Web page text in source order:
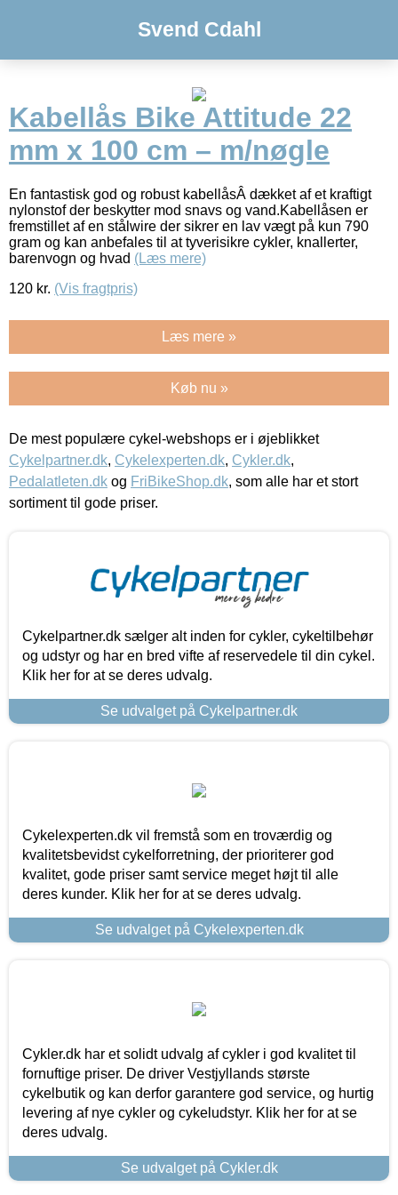
Svend Cdahl
Kabellås Bike Attitude 22
mm x 100 cm – m/nøgle
En fantastisk god og robust kabellåsÂ dækket af et kraftigt
nylonstof der beskytter mod snavs og vand.Kabellåsen er
fremstillet af en stålwire der sikrer en lav vægt på kun 790
gram og kan anbefales til at tyverisikre cykler, knallerter,
barenvogn og hvad (Læs mere)
120 kr. (Vis fragtpris)
Læs mere »
Køb nu »
De mest populære cykel-webshops er i øjeblikket
Cykelpartner.dk, Cykelexperten.dk, Cykler.dk,
Pedalatleten.dk og FriBikeShop.dk, som alle har et stort
sortiment til gode priser.
Cykelpartner.dk sælger alt inden for cykler, cykeltilbehør
og udstyr og har en bred vifte af reservedele til din cykel.
Klik her for at se deres udvalg.
Se udvalget på Cykelpartner.dk
Cykelexperten.dk vil fremstå som en troværdig og
kvalitetsbevidst cykelforretning, der prioriterer god
kvalitet, gode priser samt service meget højt til alle
deres kunder. Klik her for at se deres udvalg.
Se udvalget på Cykelexperten.dk
Cykler.dk har et solidt udvalg af cykler i god kvalitet til
fornuftige priser. De driver Vestjyllands største
cykelbutik og kan derfor garantere god service, og hurtig
levering af nye cykler og cykeludstyr. Klik her for at se
deres udvalg.
Se udvalget på Cykler.dk